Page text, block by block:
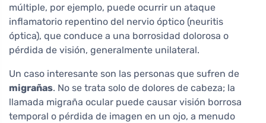
múltiple, por ejemplo, puede ocurrir un ataque
inflamatorio repentino del nervio óptico (neuritis
óptica), que conduce a una borrosidad dolorosa o
pérdida de visión, generalmente unilateral.
Un caso interesante son las personas que sufren de
migrañas. No se trata solo de dolores de cabeza; la
llamada migraña ocular puede causar visión borrosa
temporal o pérdida de imagen en un ojo, a menudo